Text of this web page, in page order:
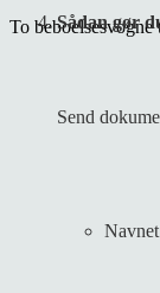
Sådan gør
Send
To beboelsesvogne